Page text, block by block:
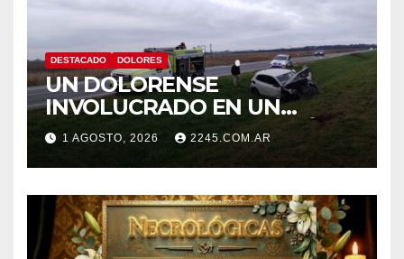
DESTACADO DOLORES
UN DOLORENSE
INVOLUCRADO EN UN
SINIESTRO QUE TERMINÓ
CON DESPISTE Y VUELCO
1 AGOSTO, 2026 2245.COM.AR